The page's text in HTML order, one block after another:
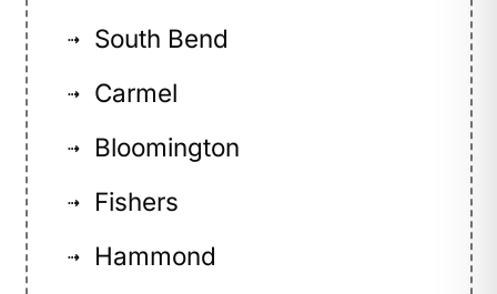
⇢ South Bend
⇢ Carmel
⇢ Bloomington
⇢ Fishers
⇢ Hammond